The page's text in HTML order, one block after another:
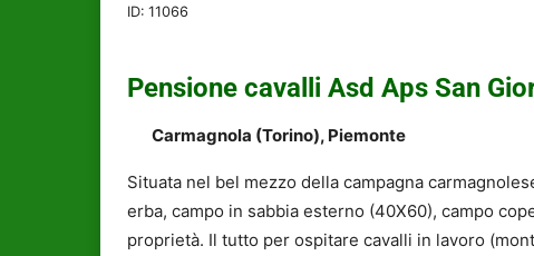
ID: 11066
Pensione cavalli Asd Aps San
Carmagnola (Torino), Piemonte
Situata nel bel mezzo della campagna
erba, campo in sabbia esterno (40X60), campo
proprietà. Il tutto per ospitare cavalli in lavoro